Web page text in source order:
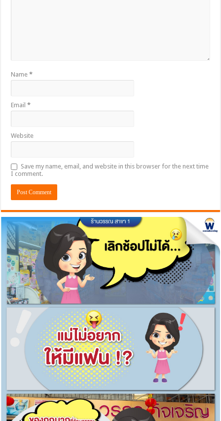
Name*
Email*
Website
Save my name, email, and website in this browser for the next time
I comment.